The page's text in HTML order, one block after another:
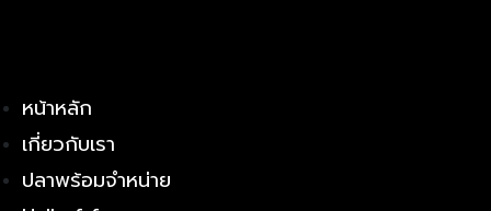
หน้าหลัก
เกี่ยวกับเรา
ปลาพร้อมจำหน่าย